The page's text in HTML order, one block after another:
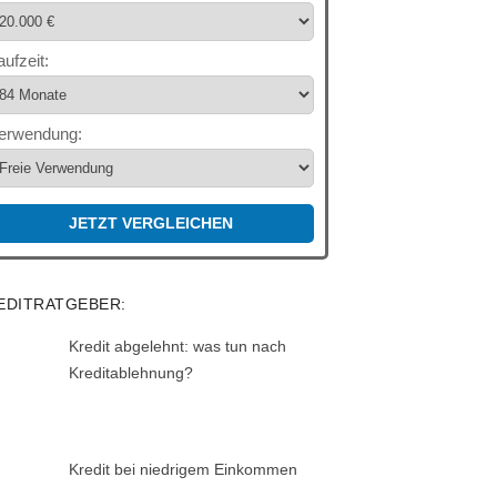
JETZT VERGLEICHEN
Kredit abgelehnt: was tun nach
Kreditablehnung?
Kredit bei niedrigem Einkommen